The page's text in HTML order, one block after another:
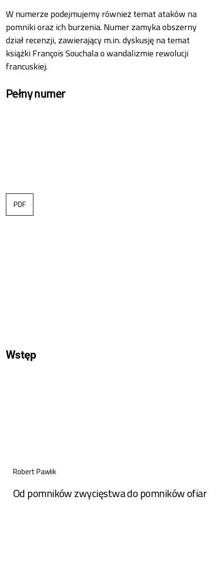
W numerze podejmujemy również temat ataków na
pomniki oraz ich burzenia. Numer zamyka obszerny
dział recenzji, zawierający m.in. dyskusję na temat
książki François Souchala o wandalizmie rewolucji
francuskiej.
Pełny numer
PDF
Wstęp
Robert Pawlik
Od pomników zwycięstwa do pomników ofiar